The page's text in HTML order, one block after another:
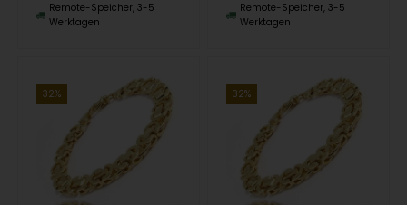
Remote-Speicher, 3-5
Werktagen
Remote-Speicher, 3-5
Werktagen
32% 32%